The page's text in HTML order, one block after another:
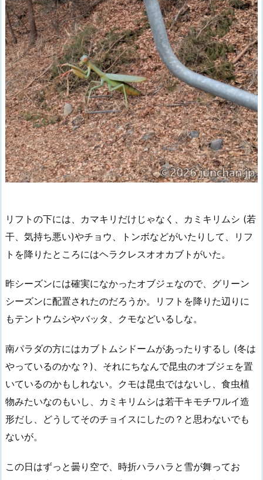
リフトの下には、カマキリだけじゃなく、カミキリムシ (若
干、気持ち悪い)やチョウ、トンボなどがいたりして、リフ
トを降りたところにはヘラクレスオオカブトがいた。
昨シーズンには確実になかったオブジェなので、グリーン
シーズンに配置されたのだろうか。リフトを降りた辺りに
もテントウムシやバッタ、クモなどいるしな。
南パラダの方にはカブトムシドームがあったりするし (冬は
やっているのかな？)、それにちなんで昆虫のオブジェを置
いているのかもしれない。クモは昆虫ではないし、食虫植
物みたいなのもいし、カミキリムシは若干キモチワルイ造
形だし、どうしてそのチョイスにしたの？と思わないでも
ないが。
この日はずっと曇り空で、時折ハラハラと雪が舞ってお